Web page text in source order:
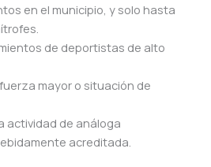
en el municipio, y solo hasta
de deportistas de alto
mayor o situación de
actividad de análoga
acreditada.